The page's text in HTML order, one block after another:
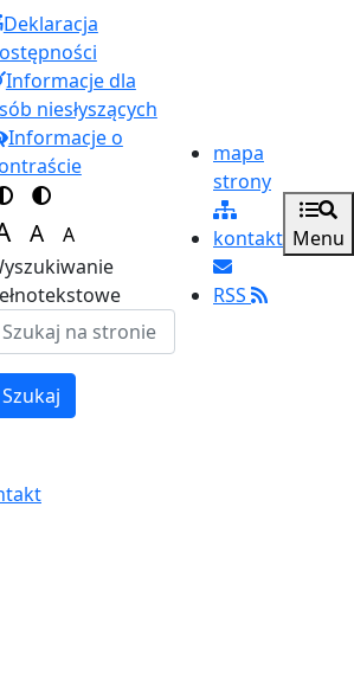
Deklaracja
Informacje dla
niesłyszących
Informacje o
Switch to color theme
Switch to high visibility theme
Set font size to 150%
A
Set font size to 125%
A
Set font size to 100%
Szukaj
mapa
strony
kontakt
RSS
Menu